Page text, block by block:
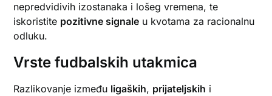
nepredvidivih izostanaka i lošeg vremena, te
iskoristite pozitivne signale u kvotama za racionalnu
odluku.
Vrste fudbalskih utakmica
Razlikovanje između ligaških, prijateljskih i